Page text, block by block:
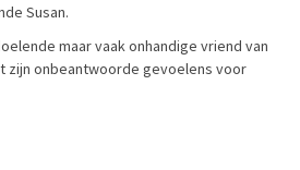
Susan.
maar vaak onhandige vriend van
onbeantwoorde gevoelens voor